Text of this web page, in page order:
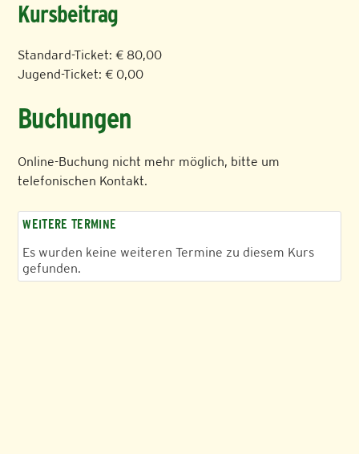
Kursbeitrag
Standard-Ticket: € 80,00
Jugend-Ticket: € 0,00
Buchungen
Online-Buchung nicht mehr möglich, bitte um
telefonischen Kontakt.
WEITERE TERMINE
Es wurden keine weiteren Termine zu diesem Kurs
gefunden.